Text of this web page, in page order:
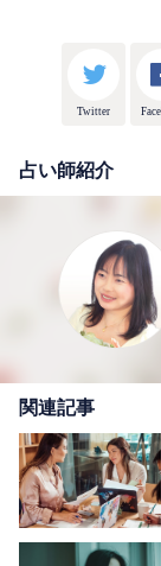
Twitter
占い師紹介
関連記事